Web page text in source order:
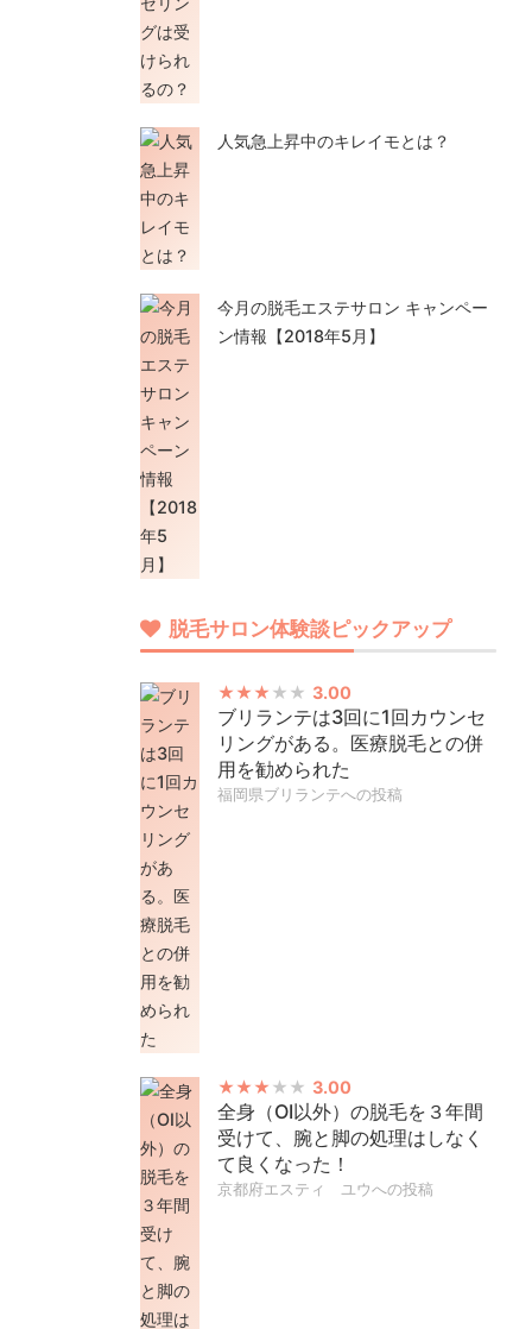
人気急上昇中のキレイモとは？
今月の脱毛エステサロン キャンペー
ン情報【2018年5月】
脱毛サロン体験談ピックアップ
3.00
ブリランテは3回に1回カウンセ
リングがある。医療脱毛との併
用を勧められた
福岡県ブリランテへの投稿
3.00
全身（OI以外）の脱毛を３年間
受けて、腕と脚の処理はしなく
て良くなった！
京都府エスティ ユウへの投稿